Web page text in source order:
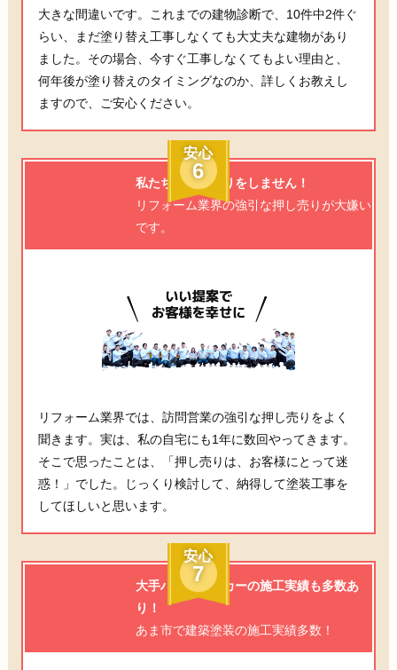
大きな間違いです。これまでの建物診断で、10件中2件ぐ
らい、まだ塗り替え工事しなくても大丈夫な建物があり
ました。その場合、今すぐ工事しなくてもよい理由と、
何年後が塗り替えのタイミングなのか、詳しくお教えし
ますので、ご安心ください。
安心
6
私たちは押し売りをしません！
リフォーム業界の強引な押し売りが大嫌い
です。
リフォーム業界では、訪問営業の強引な押し売りをよく
聞きます。実は、私の自宅にも1年に数回やってきます。
そこで思ったことは、「押し売りは、お客様にとって迷
惑！」でした。じっくり検討して、納得して塗装工事を
してほしいと思います。
安心
7
大手ハウスメーカーの施工実績も多数あ
り！
あま市で建築塗装の施工実績多数！